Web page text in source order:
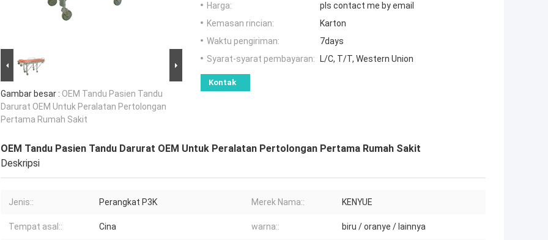
Gambar besar : OEM Tandu Pasien Tandu
Darurat OEM Untuk Peralatan Pertolongan
Pertama Rumah Sakit
Harga:
pls contact me by email
Kemasan rincian:
Karton
Waktu pengiriman:
7days
Syarat-syarat pembayaran:
L/C, T/T, Western Union
Kontak
OEM Tandu Pasien Tandu Darurat OEM Untuk Peralatan Pertolongan Pertama Rumah Sakit
Deskripsi
Jenis:: Perangkat P3K Merek Nama:: KENYUE
Tempat asal:: Cina warna:: biru / oranye / lainnya